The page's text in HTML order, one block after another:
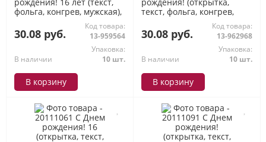
фольга, конгрев, мужская),
30.08 руб.
Код товара:
13-959564
В наличии
Упаковка:
10 шт.
В корзину
текст, фольга, конгрев,
мужская), (МирОткр)
30.08 руб.
Код товара:
13-962968
В наличии
Упаковка:
10 шт.
В корзину